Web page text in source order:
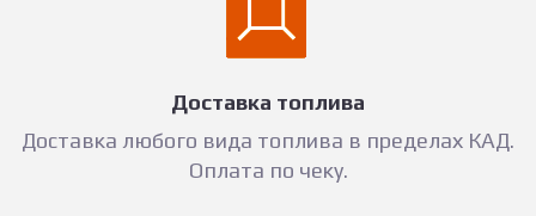
Доставка топлива
Доставка любого вида топлива в пределах КАД.
Оплата по чеку.